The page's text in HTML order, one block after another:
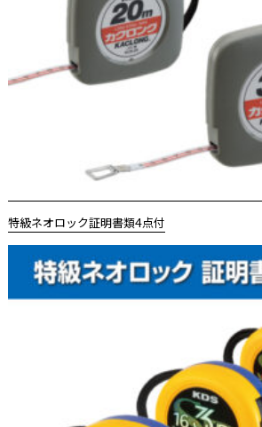
特級ネオロック証明書類4点付